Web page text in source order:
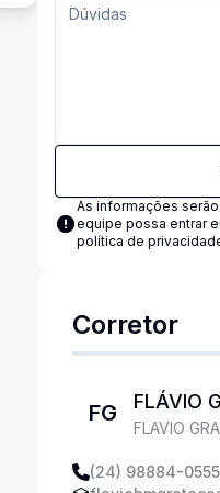
As informações
equipe possa entrar
política de
Corretor
FG FLÁVIO
FLAVIO
(24) 98884-0555